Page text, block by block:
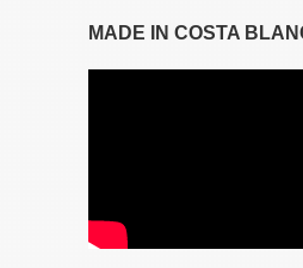
MADE IN COSTA